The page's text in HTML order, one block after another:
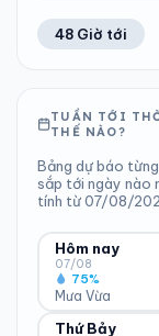
48 Giờ tới
TUẦN TỚI
THẾ NÀO?
Bảng dự báo
sắp tới ngày nào
tính từ 07/08/
Hôm nay
07/08
Mưa Vừa
75%
ĐỘ ẨM
Thứ Bảy